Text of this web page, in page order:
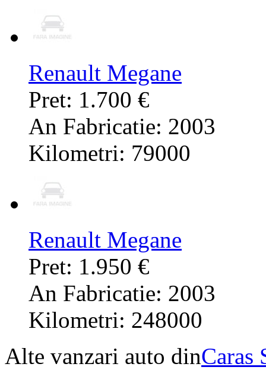
Renault Megane
Pret: 1.700 €
An Fabricatie: 2003
Kilometri: 79000
Renault Megane
Pret: 1.950 €
An Fabricatie: 2003
Kilometri: 248000
Alte vanzari auto dinCaras